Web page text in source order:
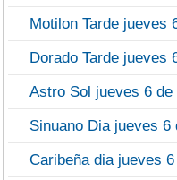
Motilon Tarde jueves
Dorado Tarde jueves
Astro Sol jueves 6 de
Sinuano Dia jueves 6
Caribeña dia jueves